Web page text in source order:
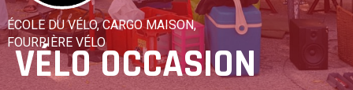
ÉCOLE DU VÉLO, CARGO MAISON,
FOURRIÈRE VÉLO
VÉLO OCCASION